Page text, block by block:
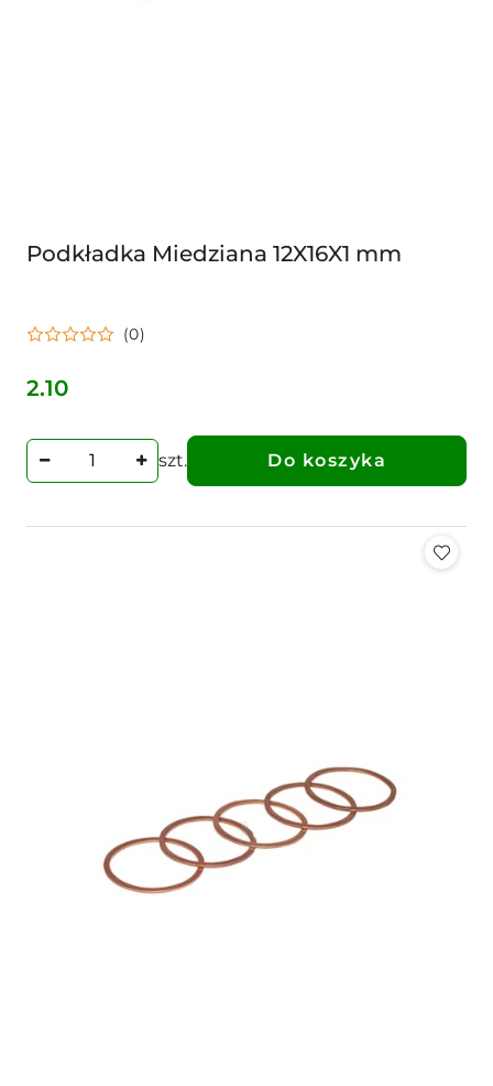
Podkładka Miedziana 12X16X1 mm
(0)
Cena:
2.10
szt. Do koszyka